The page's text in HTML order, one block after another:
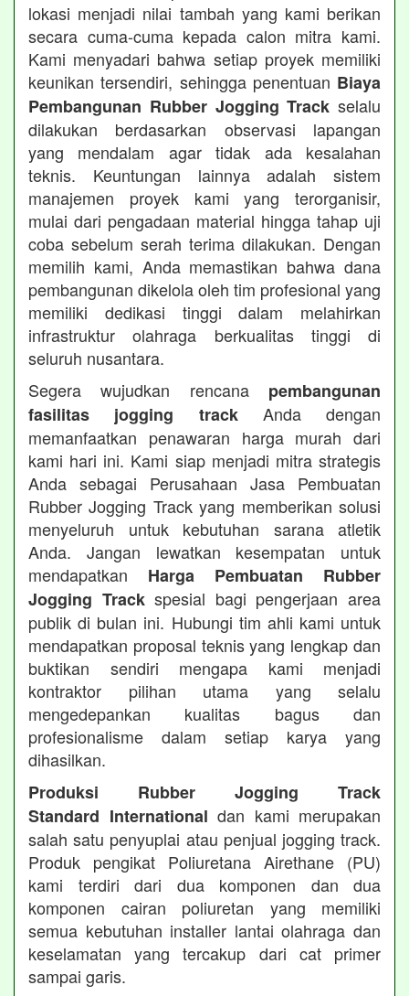
lokasi menjadi nilai tambah yang kami berikan
secara cuma-cuma kepada calon mitra kami.
Kami menyadari bahwa setiap proyek memiliki
keunikan tersendiri, sehingga penentuan Biaya
Pembangunan Rubber Jogging Track selalu
dilakukan berdasarkan observasi lapangan
yang mendalam agar tidak ada kesalahan
teknis. Keuntungan lainnya adalah sistem
manajemen proyek kami yang terorganisir,
mulai dari pengadaan material hingga tahap uji
coba sebelum serah terima dilakukan. Dengan
memilih kami, Anda memastikan bahwa dana
pembangunan dikelola oleh tim profesional yang
memiliki dedikasi tinggi dalam melahirkan
infrastruktur olahraga berkualitas tinggi di
seluruh nusantara.
Segera wujudkan rencana pembangunan
fasilitas jogging trackAnda dengan
memanfaatkan penawaran harga murah dari
kami hari ini. Kami siap menjadi mitra strategis
Anda sebagai Perusahaan Jasa Pembuatan
Rubber Jogging Track yang memberikan solusi
menyeluruh untuk kebutuhan sarana atletik
Anda. Jangan lewatkan kesempatan untuk
mendapatkan Harga Pembuatan Rubber
Jogging Trackspesial bagi pengerjaan area
publik di bulan ini. Hubungi tim ahli kami untuk
mendapatkan proposal teknis yang lengkap dan
buktikan sendiri mengapa kami menjadi
kontraktor pilihan utama yang selalu
mengedepankan kualitas bagus dan
profesionalisme dalam setiap karya yang
dihasilkan.
Produksi Rubber Jogging Track
Standard International dan kami merupakan
salah satu penyuplai atau penjual jogging track.
Produk pengikat Poliuretana Airethane (PU)
kami terdiri dari dua komponen dan dua
komponen cairan poliuretan yang memiliki
semua kebutuhan installer lantai olahraga dan
keselamatan yang tercakup dari cat primer
sampai garis.